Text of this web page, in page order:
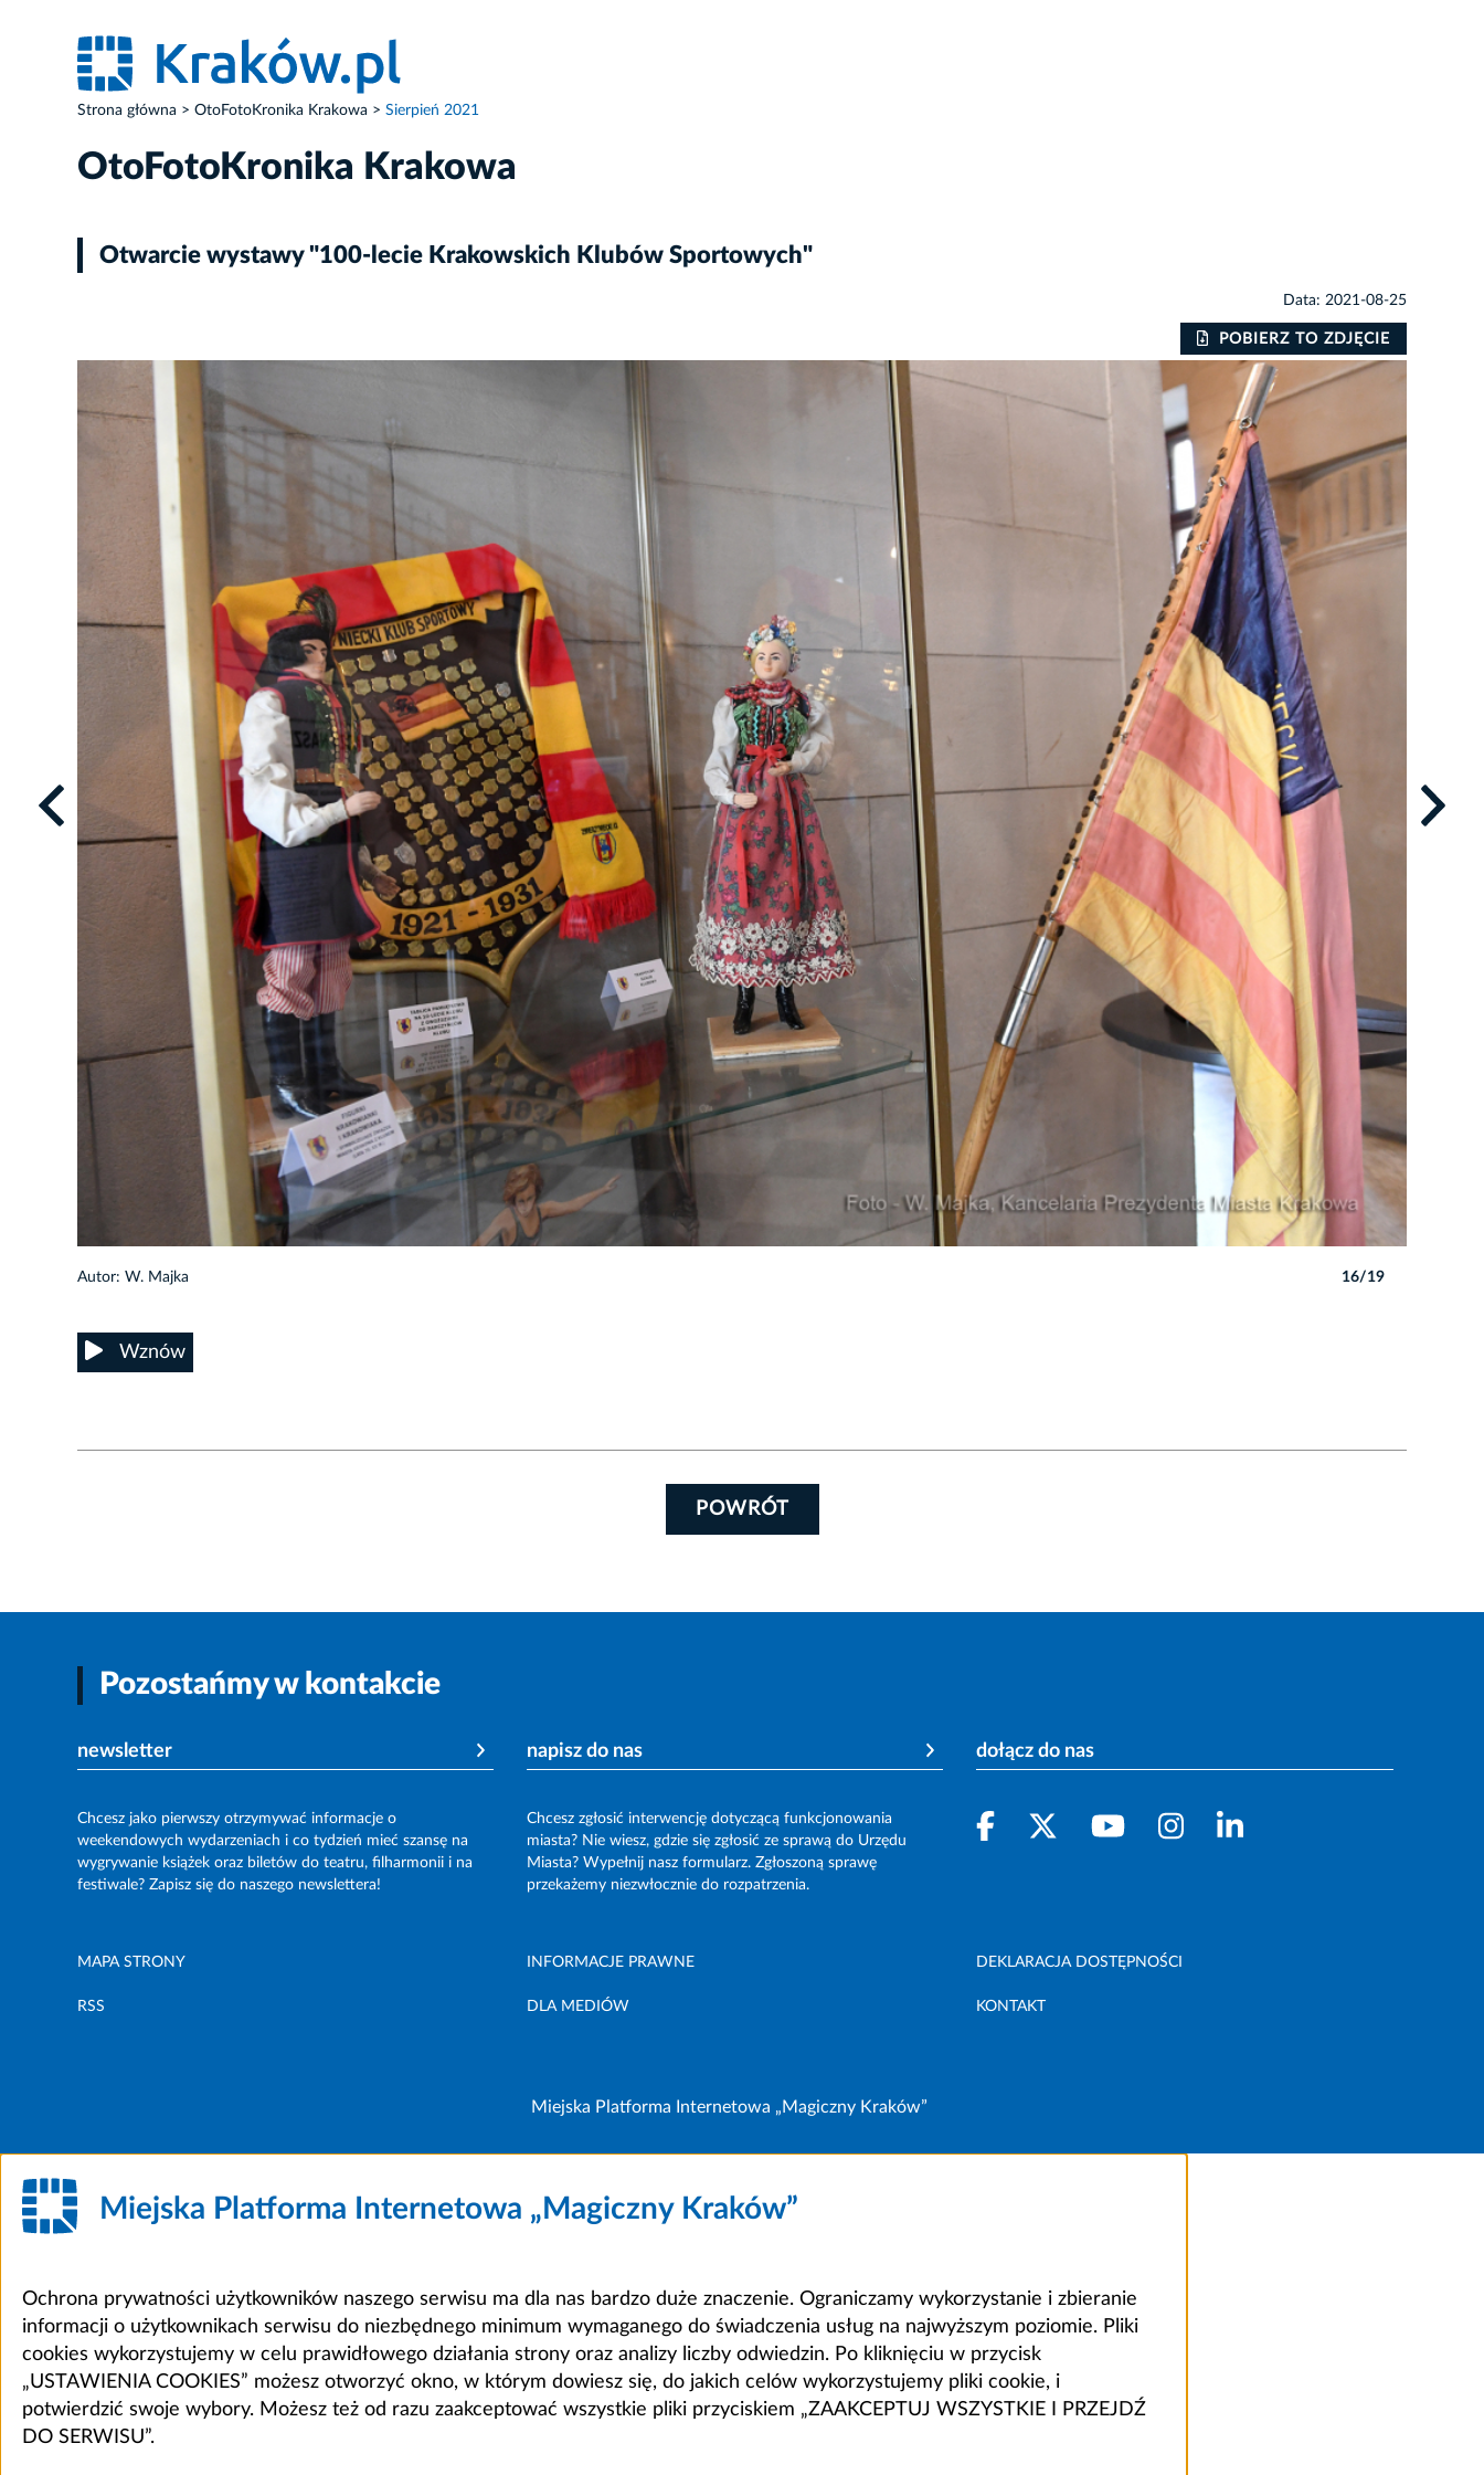
Strona główna OtoFotoKronika Krakowa Sierpień 2021
OtoFotoKronika Krakowa
Otwarcie wystawy "100-lecie Krakowskich Klubów Sportowych"
Data: 2021-08-25
POBIERZ TO ZDJĘCIE
Autor: W. Majka 16/19
Wznów
POWRÓT
Pozostańmy w kontakcie
newsletter
Chcesz jako pierwszy otrzymywać informacje o
weekendowych wydarzeniach i co tydzień mieć szansę na
wygrywanie książek oraz biletów do teatru, filharmonii i na
festiwale? Zapisz się do naszego newslettera!
napisz do nas
Chcesz zgłosić interwencję dotyczącą funkcjonowania
miasta? Nie wiesz, gdzie się zgłosić ze sprawą do Urzędu
Miasta? Wypełnij nasz formularz. Zgłoszoną sprawę
przekażemy niezwłocznie do rozpatrzenia.
dołącz do nas
MAPA STRONY INFORMACJE PRAWNE DEKLARACJA DOSTĘPNOŚCI
RSS DLA MEDIÓW KONTAKT
Miejska Platforma Internetowa „Magiczny Kraków”
Miejska Platforma Internetowa „Magiczny Kraków”
Ochrona prywatności użytkowników naszego serwisu ma dla nas bardzo duże znaczenie. Ograniczamy wykorzystanie i zbieranie
informacji o użytkownikach serwisu do niezbędnego minimum wymaganego do świadczenia usług na najwyższym poziomie. Pliki
cookies wykorzystujemy w celu prawidłowego działania strony oraz analizy liczby odwiedzin. Po kliknięciu w przycisk
„USTAWIENIA COOKIES” możesz otworzyć okno, w którym dowiesz się, do jakich celów wykorzystujemy pliki cookie, i
potwierdzić swoje wybory. Możesz też od razu zaakceptować wszystkie pliki przyciskiem „ZAAKCEPTUJ WSZYSTKIE I PRZEJDŹ
DO SERWISU”.